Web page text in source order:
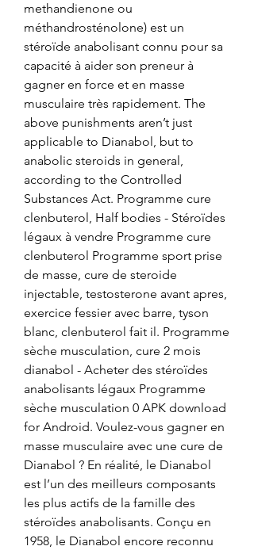
methandienone ou
méthandrosténolone) est un
stéroïde anabolisant connu pour sa
capacité à aider son preneur à
gagner en force et en masse
musculaire très rapidement. The
above punishments aren’t just
applicable to Dianabol, but to
anabolic steroids in general,
according to the Controlled
Substances Act. Programme cure
clenbuterol, Half bodies - Stéroïdes
légaux à vendre Programme cure
clenbuterol Programme sport prise
de masse, cure de steroide
injectable, testosterone avant apres,
exercice fessier avec barre, tyson
blanc, clenbuterol fait il. Programme
sèche musculation, cure 2 mois
dianabol - Acheter des stéroïdes
anabolisants légaux Programme
sèche musculation 0 APK download
for Android. Voulez-vous gagner en
masse musculaire avec une cure de
Dianabol ? En réalité, le Dianabol
est l’un des meilleurs composants
les plus actifs de la famille des
stéroïdes anabolisants. Conçu en
1958, le Dianabol encore reconnu